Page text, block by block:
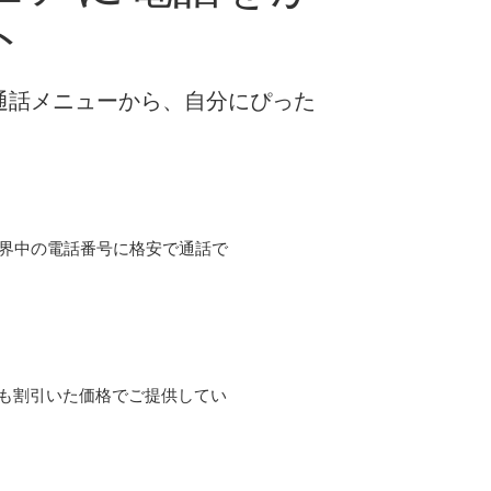
メニューから、自分にぴった
中の電話番号に格安で通話で
割引いた価格でご提供してい